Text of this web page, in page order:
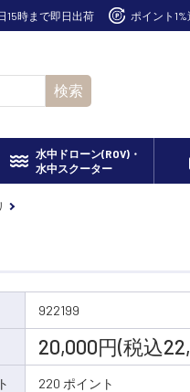
15時まで即日出荷 ポイント
検索
水中ドローン(ROV)・
水中スクーター
922199
20,000円(税込
220 ポイント